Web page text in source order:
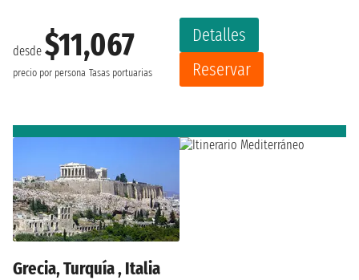
desde $11,067
precio por persona Tasas portuarias
Detalles
Reservar
Grecia, Turquía , Italia